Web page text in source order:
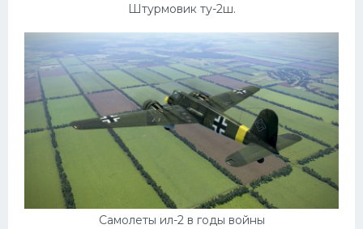
Штурмовик ту-2ш.
Самолеты ил-2 в годы войны